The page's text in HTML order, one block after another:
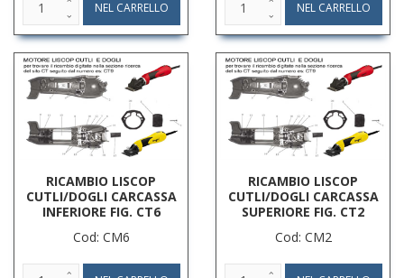
RICAMBIO LISCOP
CUTLI/DOGLI CARCASSA
INFERIORE FIG. CT6
Cod: CM6
RICAMBIO LISCOP
CUTLI/DOGLI CARCASSA
SUPERIORE FIG. CT2
Cod: CM2